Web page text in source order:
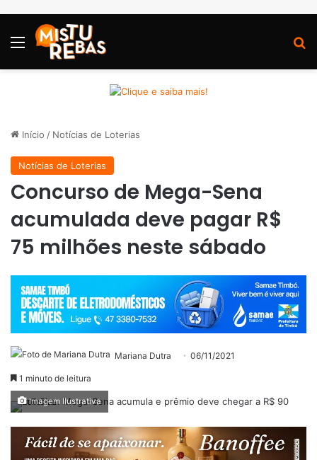
Menu
Início / Notícias de Loterias
Notícias de Loterias
Concurso de Mega-Sena
acumulada deve pagar R$
75 milhões neste sábado
Mariana Dutra 06/11/2021
1 minuto de leitura
Imagem Ilustrativa